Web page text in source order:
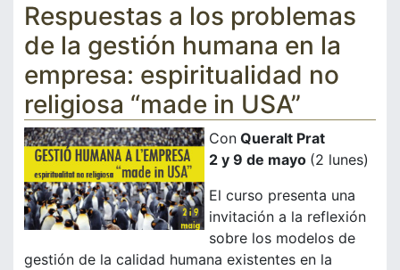
Respuestas a los problemas
de la gestión humana en la
empresa: espiritualidad no
religiosa “made in USA”
Con Queralt Prat
2 y 9 de mayo (2 lunes)
El curso presenta una
invitación a la reflexión
sobre los modelos de
gestión de la calidad humana existentes en la